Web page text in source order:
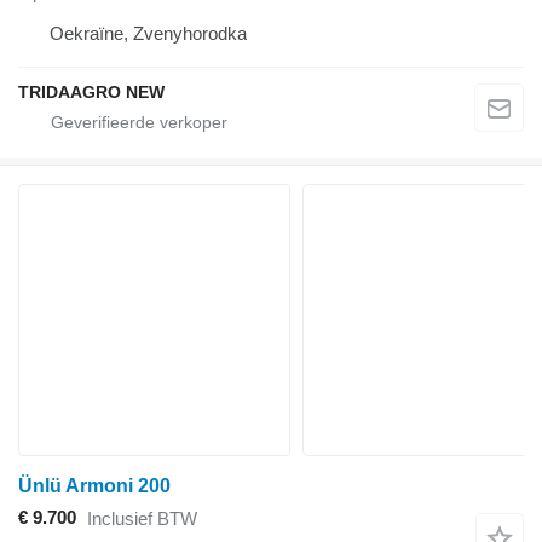
Oekraïne, Zvenyhorodka
TRIDAAGRO NEW
Ünlü Armoni 200
€ 9.700 Inclusief BTW